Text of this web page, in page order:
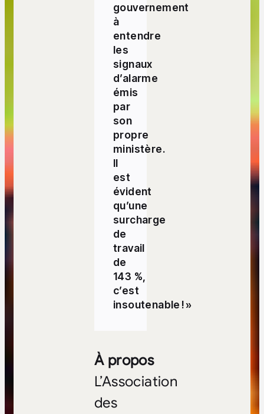
gouvernement
à
entendre
les
signaux
d’alarme
émis
par
son
propre
ministère.
Il
est
évident
qu’une
surcharge
de
travail
de
143 %,
c’est
insoutenable ! »
À propos
L’Association
des